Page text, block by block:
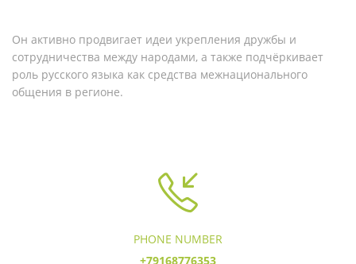
Он активно продвигает идеи укрепления дружбы и
сотрудничества между народами, а также подчёркивает
роль русского языка как средства межнационального
общения в регионе.
PHONE NUMBER
+79168776353